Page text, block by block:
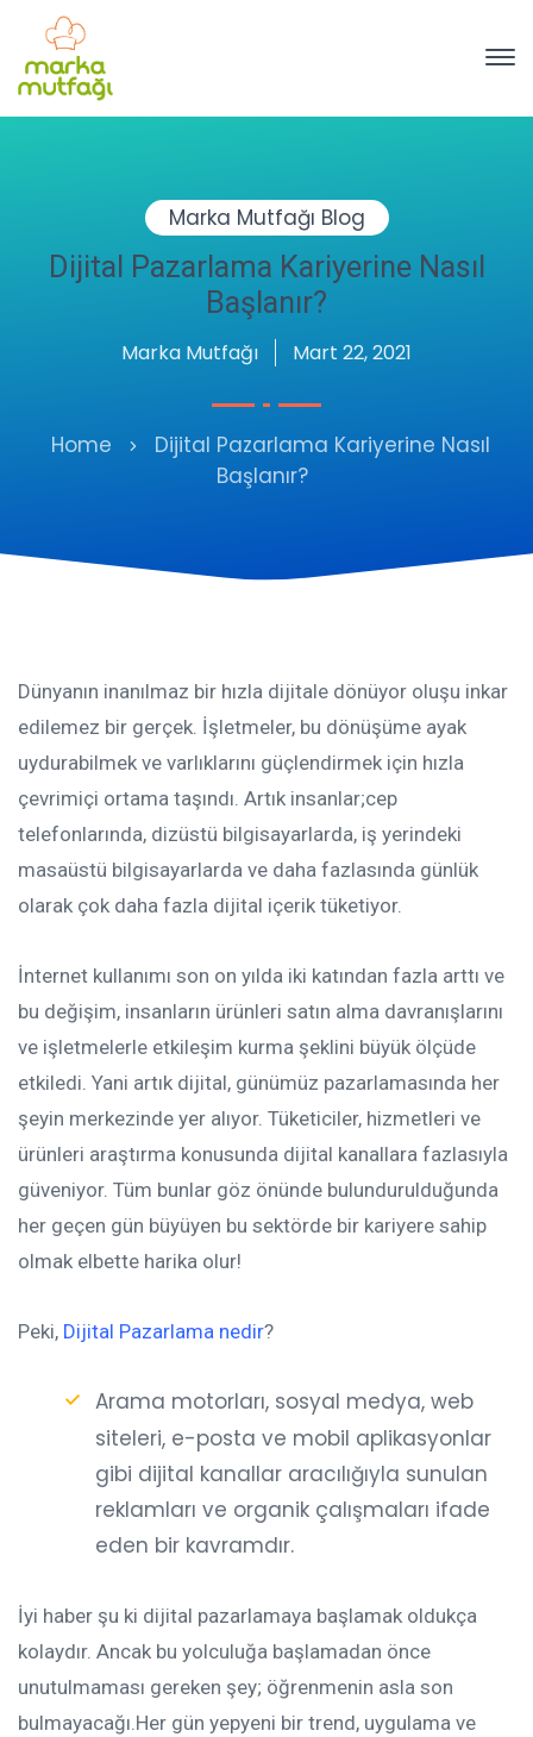
Marka Mutfağı Blog
Dijital Pazarlama Kariyerine Nasıl
Başlanır?
Marka Mutfağı Mart 22, 2021
Home
Dijital Pazarlama Kariyerine Nasıl
Başlanır?
Dünyanın inanılmaz bir hızla dijitale dönüyor oluşu inkar
edilemez bir gerçek. İşletmeler, bu dönüşüme ayak
uydurabilmek ve varlıklarını güçlendirmek için hızla
çevrimiçi ortama taşındı. Artık insanlar;cep
telefonlarında, dizüstü bilgisayarlarda, iş yerindeki
masaüstü bilgisayarlarda ve daha fazlasında günlük
olarak çok daha fazla dijital içerik tüketiyor.
İnternet kullanımı son on yılda iki katından fazla arttı ve
bu değişim, insanların ürünleri satın alma davranışlarını
ve işletmelerle etkileşim kurma şeklini büyük ölçüde
etkiledi. Yani artık dijital, günümüz pazarlamasında her
şeyin merkezinde yer alıyor. Tüketiciler, hizmetleri ve
ürünleri araştırma konusunda dijital kanallara fazlasıyla
güveniyor. Tüm bunlar göz önünde bulundurulduğunda
her geçen gün büyüyen bu sektörde bir kariyere sahip
olmak elbette harika olur!
Peki, Dijital Pazarlama nedir?
Arama motorları, sosyal medya, web
siteleri, e-posta ve mobil aplikasyonlar
gibi dijital kanallar aracılığıyla sunulan
reklamları ve organik çalışmaları ifade
eden bir kavramdır.
İyi haber şu ki dijital pazarlamaya başlamak oldukça
kolaydır. Ancak bu yolculuğa başlamadan önce
unutulmaması gereken şey; öğrenmenin asla son
bulmayacağı.Her gün yepyeni bir trend, uygulama ve